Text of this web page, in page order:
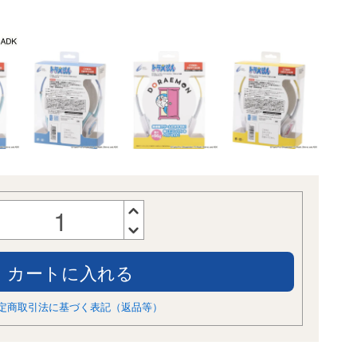
カートに入れる
商取引法に基づく表記（返品等）